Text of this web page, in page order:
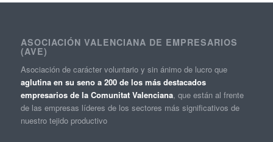
ASOCIACIÓN VALENCIANA DE EMPRESARIOS
(AVE)
Asociación de carácter voluntario y sin ánimo de lucro que
aglutina en su seno a 200 de los más destacados
empresarios de la Comunitat Valenciana, que están al frente
de las empresas líderes de los sectores más significativos de
nuestro tejido productivo